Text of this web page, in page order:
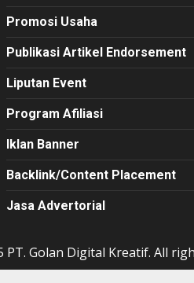
Promosi Usaha
Publikasi Artikel Endorsement
Liputan Event
Program Afiliasi
Iklan Banner
Backlink/Content Placement
Jasa Advertorial
Golan Digital Kreatif. All